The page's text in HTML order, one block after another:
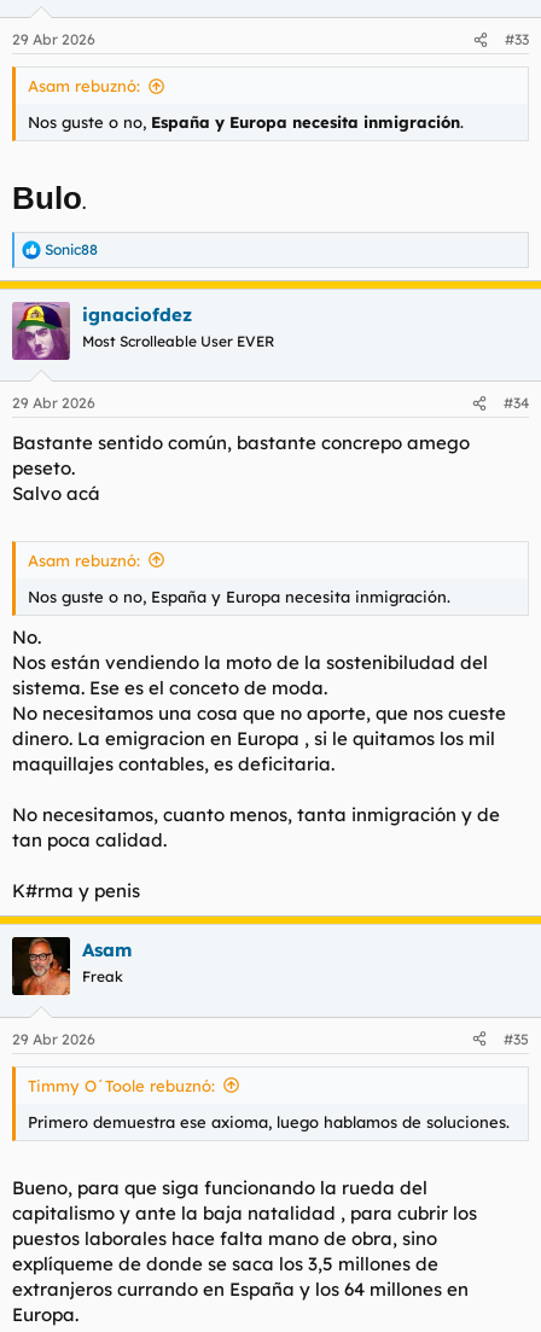
e
s
29 Abr 2026 #33
Asam rebuznó:
Nos guste o no, España y Europa necesita inmigración.
Bulo.
R
e
a
c
c
i
e
:
Sonic88
ignaciofdez
Most Scrolleable User EVER
29 Abr 2026 #34
Bastante sentido común, bastante concrepo amego
peseto.
Salvo acá
Asam rebuznó:
Nos guste o no, España y Europa necesita inmigración.
No.
Nos están vendiendo la moto de la sostenibiludad del
sistema. Ese es el conceto de moda.
No necesitamos una cosa que no aporte, que nos cueste
dinero. La emigracion en Europa , si le quitamos los mil
maquillajes contables, es deficitaria.
No necesitamos, cuanto menos, tanta inmigración y de
tan poca calidad.
K#rma y penis
Asam
Freak
29 Abr 2026 #35
Timmy O´Toole rebuznó:
Primero demuestra ese axioma, luego hablamos de soluciones.
Bueno, para que siga funcionando la rueda del
capitalismo y ante la baja natalidad , para cubrir los
puestos laborales hace falta mano de obra, sino
explíqueme de donde se saca los 3,5 millones de
extranjeros currando en España y los 64 millones en
Europa.